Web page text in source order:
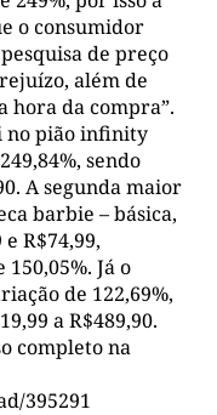
o consumidor
de preço
além de
hora da compra”.
no pião infinity
sendo
A segunda maior
barbie – básica,
R$74,99,
Já o
de 122,69%,
a R$489,90.
completo na
395291